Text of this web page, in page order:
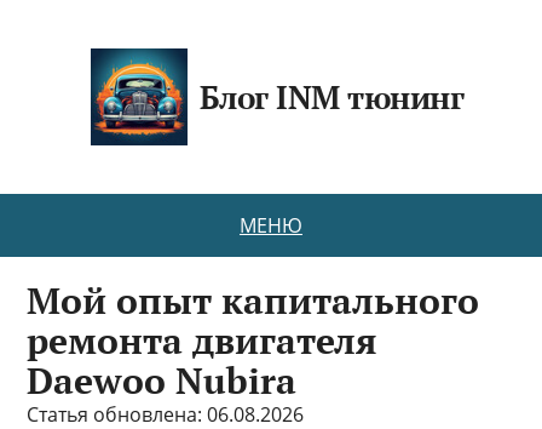
Блог INM тюнинг
МЕНЮ
Мой опыт капитального
ремонта двигателя
Daewoo Nubira
Статья обновлена: 06.08.2026